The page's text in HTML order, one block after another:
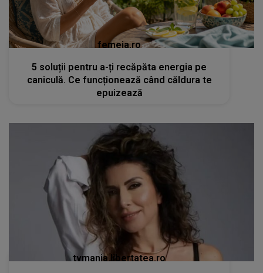
femeia.ro
5 soluții pentru a-ți recăpăta energia pe
caniculă. Ce funcționează când căldura te
epuizează
tvmania.libertatea.ro